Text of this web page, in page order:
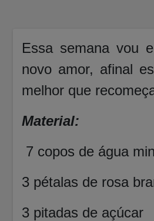
Essa semana vou
novo amor, afinal
melhor que
Material:
7 copos de água
3 pétalas de rosa
3 pitadas de açúcar